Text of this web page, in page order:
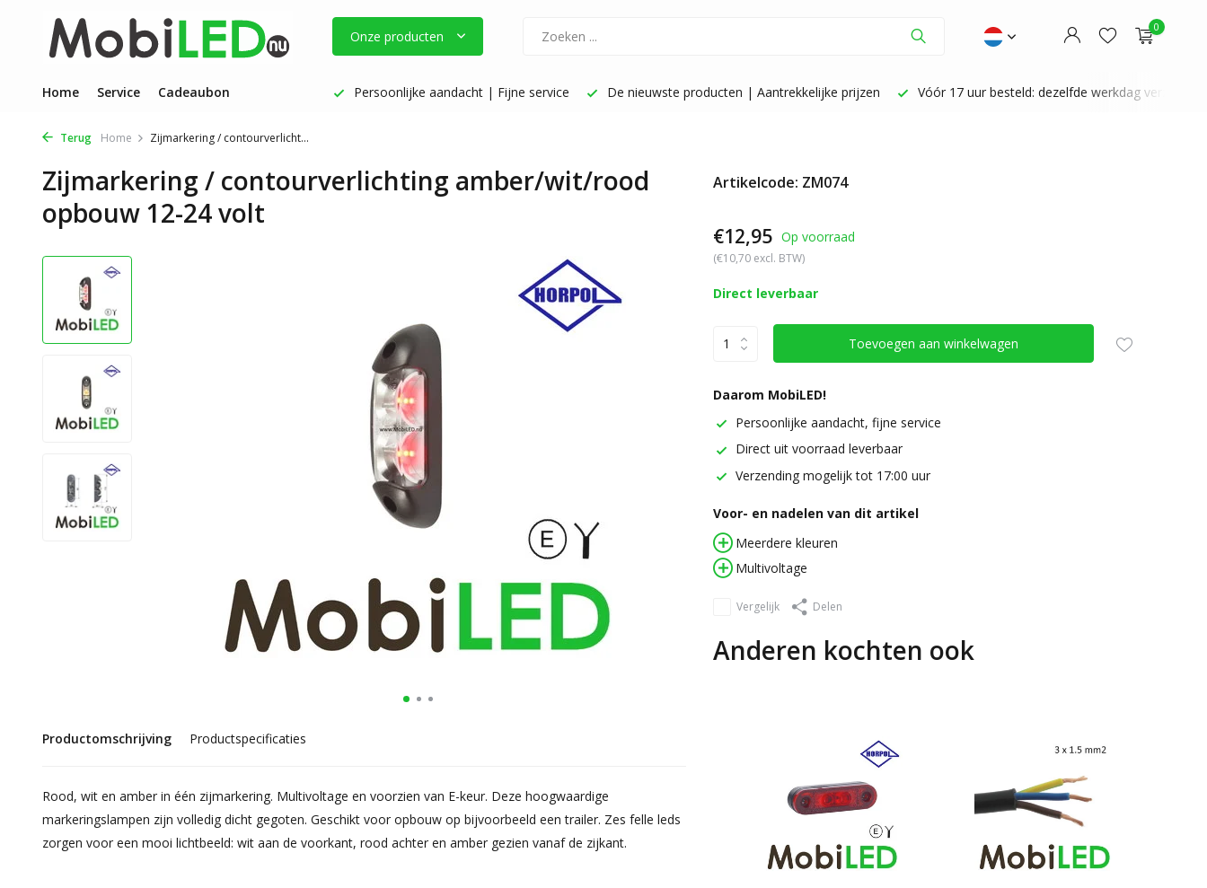
Onze producten
0
Home Service Cadeaubon
Vóór 17 uur besteld: dezelfde werkdag verzonden Persoonlijke aandacht | Fijne service De nieuwste producten | Aantrekkelijke prijzen Vóór 17 uur besteld: dezelfde werkdag verzonden
Terug Home Zijmarkering / contourverlicht...
Zijmarkering / contourverlichting amber/wit/rood
opbouw 12-24 volt
Productomschrijving Productspecificaties
Rood, wit en amber in één zijmarkering. Multivoltage en voorzien van E-keur. Deze hoogwaardige
markeringslampen zijn volledig dicht gegoten. Geschikt voor opbouw op bijvoorbeeld een trailer. Zes felle leds
zorgen voor een mooi lichtbeeld: wit aan de voorkant, rood achter en amber gezien vanaf de zijkant.
Artikelcode: ZM074
€12,95 Op voorraad
(€10,70 excl. BTW)
Direct leverbaar
Toevoegen aan winkelwagen
Daarom MobiLED!
Persoonlijke aandacht, fijne service
Direct uit voorraad leverbaar
Verzending mogelijk tot 17:00 uur
Voor- en nadelen van dit artikel
Meerdere kleuren
Multivoltage
Vergelijk Delen
Anderen kochten ook